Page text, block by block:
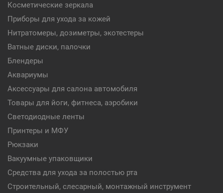
Косметические зеркала
Приборы для ухода за кожей
Нитратомеры, дозиметры, экотестеры
Ватные диски, палочки
Блендеры
Аквариумы
Аксессуары для салона автомобиля
Товары для йоги, фитнеса, аэробики
Светодиодные ленты
Принтеры и МФУ
Рюкзаки
Вакуумные упаковщики
Средства для ухода за полостью рта
Строительный, слесарный, монтажный инструмент